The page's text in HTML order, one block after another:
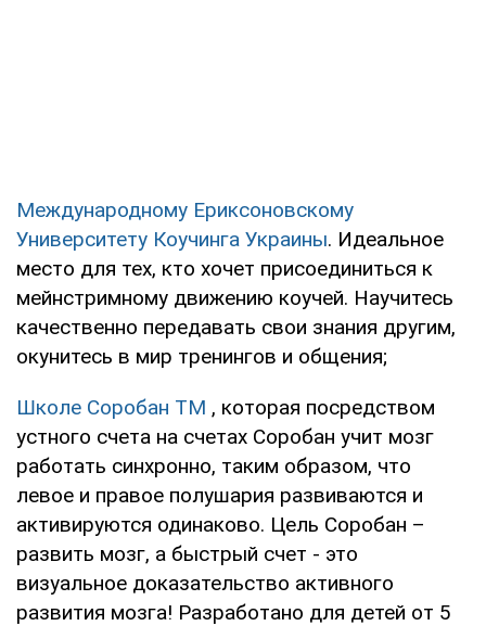
Международному Ериксоновскому
Университету Коучинга Украины. Идеальное
место для тех, кто хочет присоединиться к
мейнстримному движению коучей. Научитесь
качественно передавать свои знания другим,
окунитесь в мир тренингов и общения;
Школе Соробан ТМ , которая посредством
устного счета на счетах Соробан учит мозг
работать синхронно, таким образом, что
левое и правое полушария развиваются и
активируются одинаково. Цель Соробан –
развить мозг, а быстрый счет - это
визуальное доказательство активного
развития мозга! Разработано для детей от 5